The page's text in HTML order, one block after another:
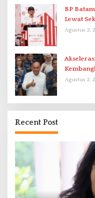
BP
Lewat
Agustus 2,
Terpadu
Agustus 2,
Recent Post